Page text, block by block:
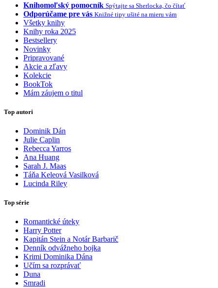
Knihomoľský pomocník Spýtajte sa Sherlocka, čo čítať
Odporúčame pre vás Knižné tipy ušité na mieru vám
Všetky knihy
Knihy roka 2025
Bestsellery
Novinky
Pripravované
Akcie a zľavy
Kolekcie
BookTok
Mám záujem o titul
Top autori
Dominik Dán
Julie Caplin
Rebecca Yarros
Ana Huang
Sarah J. Maas
Táňa Keleová Vasilková
Lucinda Riley
Top série
Romantické úteky
Harry Potter
Kapitán Stein a Notár Barbarič
Denník odvážneho bojka
Krimi Dominika Dána
Učím sa rozprávať
Duna
Smradi